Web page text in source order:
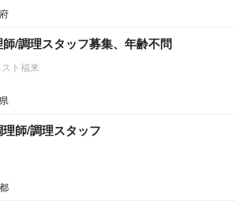
/調理スタッフ募集、年齢不問
ト福来
師/調理スタッフ